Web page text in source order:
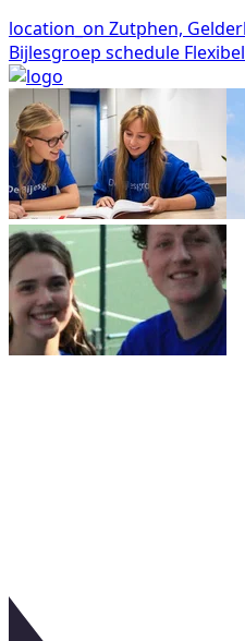
location_on Zutphen,
Bijlesgroep schedule